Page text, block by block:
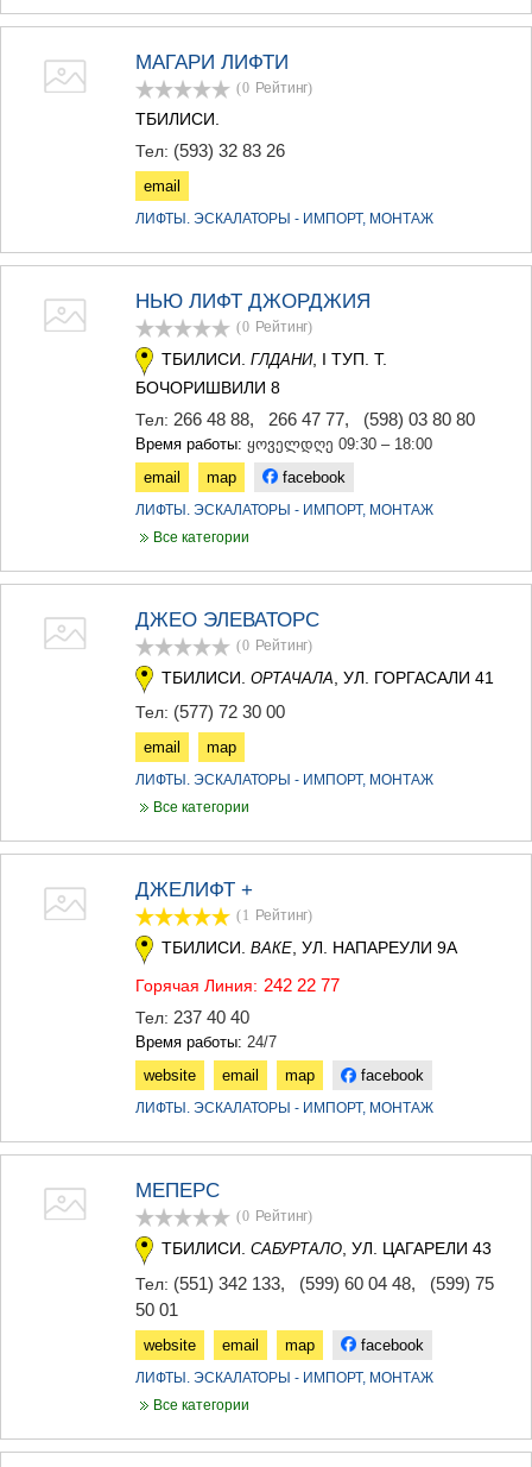
МАГАРИ ЛИФТИ
(0 Рейтинг)
ТБИЛИСИ.
Тел: (593) 32 83 26
email
ЛИФТЫ. ЭСКАЛАТОРЫ - ИМПОРТ, МОНТАЖ
НЬЮ ЛИФТ ДЖОРДЖИЯ
(0 Рейтинг)
ТБИЛИСИ. ГЛДАНИ, I ТУП. Т.
БОЧОРИШВИЛИ 8
Тел: 266 48 88, 266 47 77, (598) 03 80 80
Время работы: ყოველდღე 09:30 – 18:00
email
map facebook
ЛИФТЫ. ЭСКАЛАТОРЫ - ИМПОРТ, МОНТАЖ
Все категории
ДЖЕО ЭЛЕВАТОРС
(0 Рейтинг)
ТБИЛИСИ. ОРТАЧАЛА , УЛ. ГОРГАСАЛИ 41
Тел: (577) 72 30 00
email map
ЛИФТЫ. ЭСКАЛАТОРЫ - ИМПОРТ, МОНТАЖ
Все категории
ДЖЕЛИФТ +
(1 Рейтинг)
ТБИЛИСИ. ВАКЕ, УЛ. НАПАРЕУЛИ 9А
Горячая Линия: 242 22 77
Тел: 237 40 40
Время работы: 24/7
website
email map facebook
ЛИФТЫ. ЭСКАЛАТОРЫ - ИМПОРТ, МОНТАЖ
МЕПЕРС
(0 Рейтинг)
ТБИЛИСИ. САБУРТАЛО , УЛ. ЦАГАРЕЛИ 43
Тел: (551) 342 133, (599) 60 04 48, (599) 75
50 01
website email map facebook
ЛИФТЫ. ЭСКАЛАТОРЫ - ИМПОРТ, МОНТАЖ
Все категории